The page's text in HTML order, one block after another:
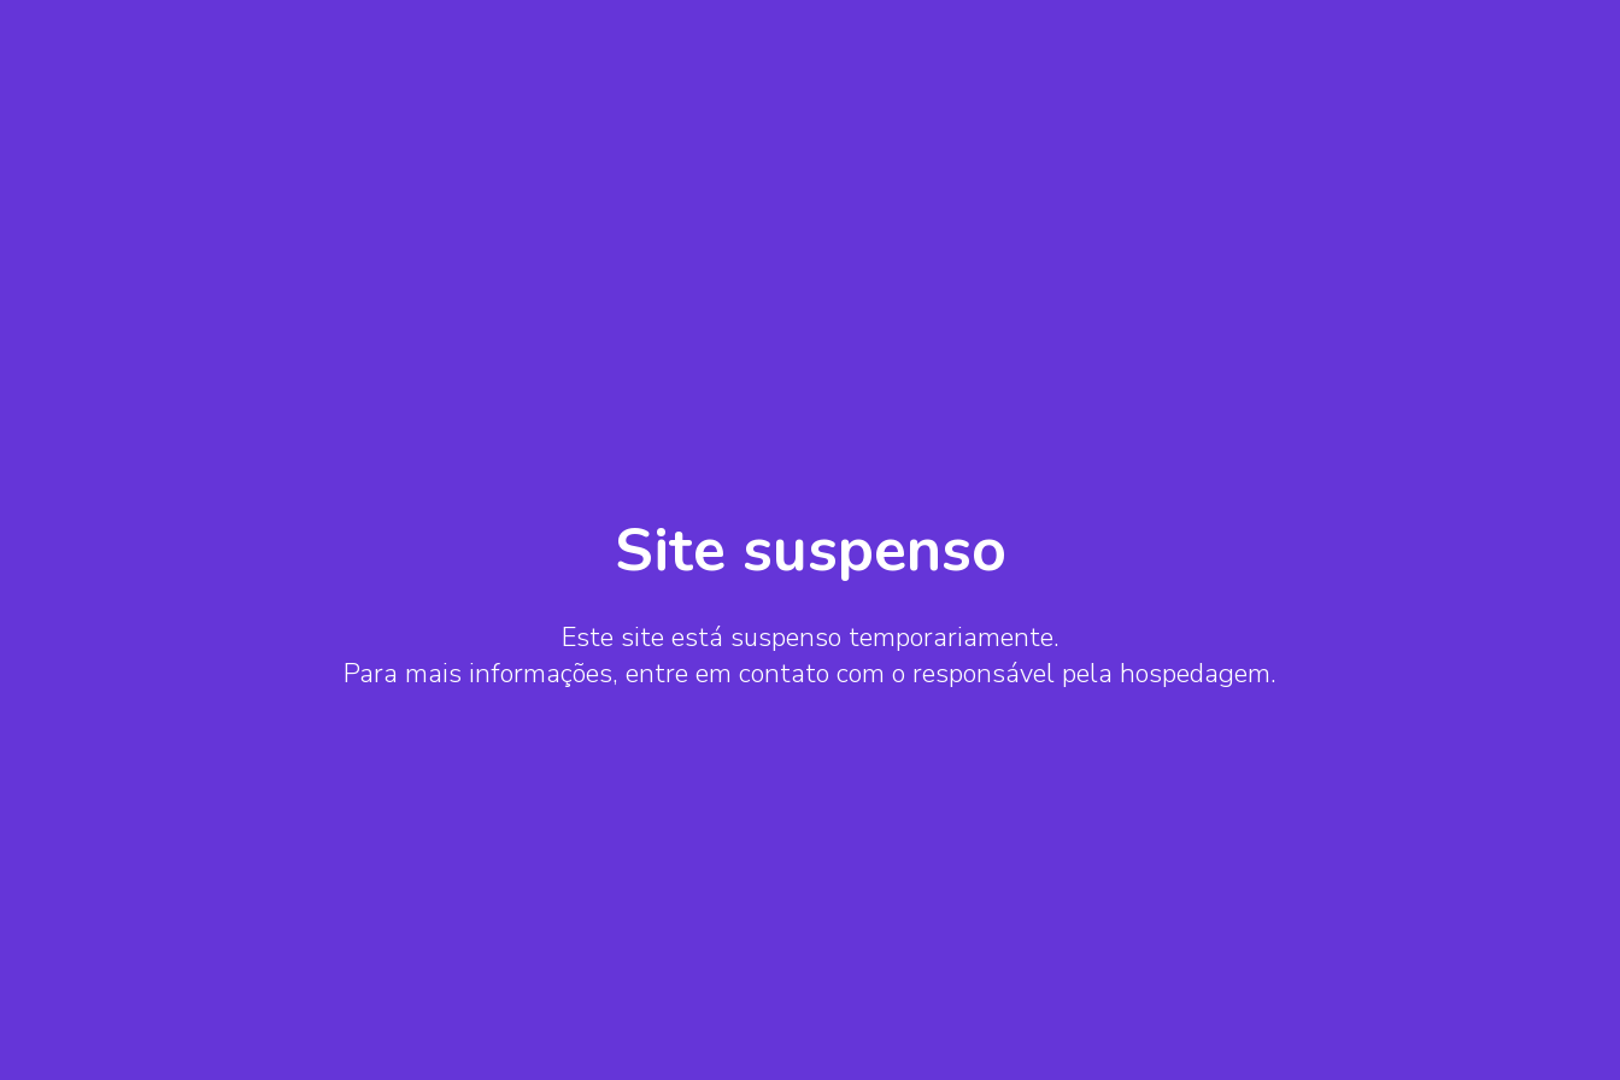
Site suspenso
Este site está suspenso temporariamente.
Para mais informações, entre em contato com o responsável pela hospedagem.